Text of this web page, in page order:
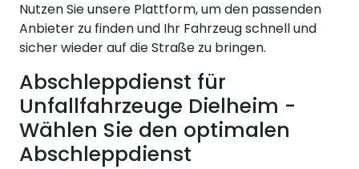
Nutzen Sie unsere Plattform, um den passenden
Anbieter zu finden und Ihr Fahrzeug schnell und
sicher wieder auf die Straße zu bringen.
Abschleppdienst für
Unfallfahrzeuge Dielheim -
Wählen Sie den optimalen
Abschleppdienst